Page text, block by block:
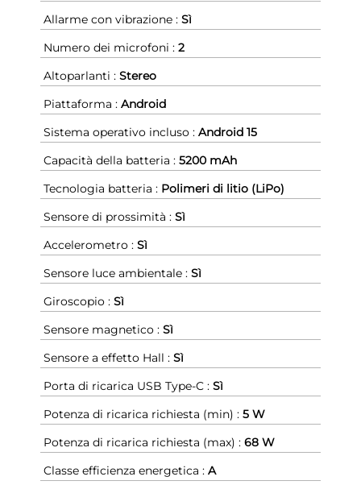
Allarme con vibrazione : Sì
Numero dei microfoni : 2
Altoparlanti : Stereo
Piattaforma : Android
Sistema operativo incluso : Android 15
Capacità della batteria : 5200 mAh
Tecnologia batteria : Polimeri di litio (LiPo)
Sensore di prossimità : Sì
Accelerometro : Sì
Sensore luce ambientale : Sì
Giroscopio : Sì
Sensore magnetico : Sì
Sensore a effetto Hall : Sì
Porta di ricarica USB Type-C : Sì
Potenza di ricarica richiesta (min) : 5 W
Potenza di ricarica richiesta (max) : 68 W
Classe efficienza energetica : A